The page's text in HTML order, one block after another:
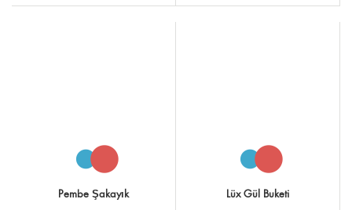
Pembe Şakayık Lüx Gül Buketi